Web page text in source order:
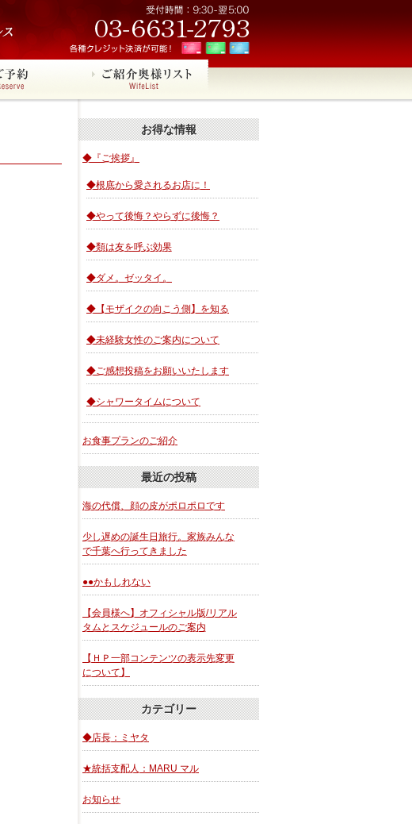
お得な情報
◆『ご挨拶』
◆根底から愛されるお店に！
◆やって後悔？やらずに後悔？
◆類は友を呼ぶ効果
◆ダメ。ゼッタイ。
◆【モザイクの向こう側】を知る
◆未経験女性のご案内について
◆ご感想投稿をお願いいたします
◆シャワータイムについて
お食事プランのご紹介
最近の投稿
海の代償、顔の皮がポロポロです
少し遅めの誕生日旅行。家族みんな
で千葉へ行ってきました
●●かもしれない
【会員様へ】オフィシャル版/リアル
タムとスケジュールのご案内
【ＨＰ一部コンテンツの表示先変更
について】
カテゴリー
◆店長：ミヤタ
★統括支配人：MARU マル
お知らせ